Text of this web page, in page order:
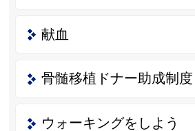
献血
骨髄移植ドナー助成制度
ウォーキングをしよう